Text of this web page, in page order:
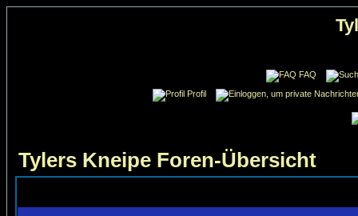
FAQ
Profil
Tylers Kneipe Foren-Übersicht